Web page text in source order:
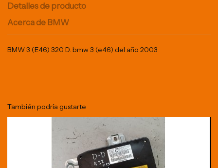
Detalles de producto
Acerca de BMW
BMW 3 (E46) 320 D. bmw 3 (e46) del año 2003
También podría gustarte